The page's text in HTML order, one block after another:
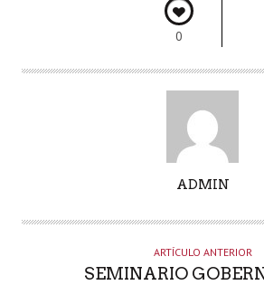
0
T
ADMIN
ARTÍCULO ANTERIOR
SEMINARIO